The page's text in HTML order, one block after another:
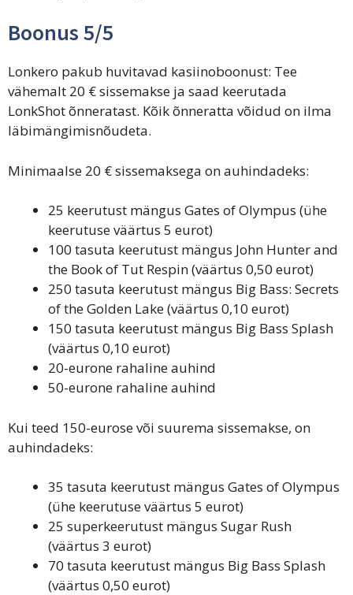
Boonus 5/5
Lonkero pakub huvitavad kasiinoboonust: Tee
vähemalt 20 € sissemakse ja saad keerutada
LonkShot õnneratast. Kõik õnneratta võidud on ilma
läbimängimisnõudeta.
Minimaalse 20 € sissemaksega on auhindadeks:
25 keerutust mängus Gates of Olympus (ühe
keerutuse väärtus 5 eurot)
100 tasuta keerutust mängus John Hunter and
the Book of Tut Respin (väärtus 0,50 eurot)
250 tasuta keerutust mängus Big Bass: Secrets
of the Golden Lake (väärtus 0,10 eurot)
150 tasuta keerutust mängus Big Bass Splash
(väärtus 0,10 eurot)
20-eurone rahaline auhind
50-eurone rahaline auhind
Kui teed 150-eurose või suurema sissemakse, on
auhindadeks:
35 tasuta keerutust mängus Gates of Olympus
(ühe keerutuse väärtus 5 eurot)
25 superkeerutust mängus Sugar Rush
(väärtus 3 eurot)
70 tasuta keerutust mängus Big Bass Splash
(väärtus 0,50 eurot)